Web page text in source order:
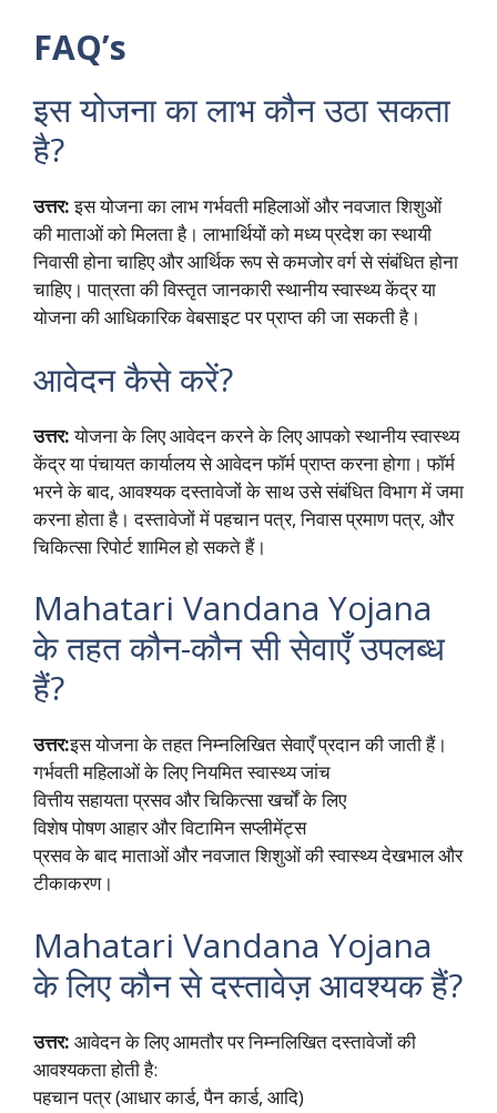
FAQ’s
इस योजना का लाभ कौन उठा सकता
है?
उत्तर:इस योजना का लाभ गर्भवती महिलाओं और नवजात शिशुओं
की माताओं को मिलता है। लाभार्थियों को मध्य प्रदेश का स्थायी
निवासी होना चाहिए और आर्थिक रूप से कमजोर वर्ग से संबंधित होना
चाहिए। पात्रता की विस्तृत जानकारी स्थानीय स्वास्थ्य केंद्र या
योजना की आधिकारिक वेबसाइट पर प्राप्त की जा सकती है।
आवेदन कैसे करें?
उत्तर:योजना के लिए आवेदन करने के लिए आपको स्थानीय स्वास्थ्य
केंद्र या पंचायत कार्यालय से आवेदन फॉर्म प्राप्त करना होगा। फॉर्म
भरने के बाद, आवश्यक दस्तावेजों के साथ उसे संबंधित विभाग में जमा
करना होता है। दस्तावेजों में पहचान पत्र, निवास प्रमाण पत्र, और
चिकित्सा रिपोर्ट शामिल हो सकते हैं।
Mahatari Vandana Yojana
के तहत कौन-कौन सी सेवाएँ उपलब्ध
हैं?
उत्तर:इस योजना के तहत निम्नलिखित सेवाएँ प्रदान की जाती हैं।
गर्भवती महिलाओं के लिए नियमित स्वास्थ्य जांच
वित्तीय सहायता प्रसव और चिकित्सा खर्चों के लिए
विशेष पोषण आहार और विटामिन सप्लीमेंट्स
प्रसव के बाद माताओं और नवजात शिशुओं की स्वास्थ्य देखभाल और
टीकाकरण।
Mahatari Vandana Yojana
के लिए कौन से दस्तावेज़ आवश्यक हैं?
उत्तर: आवेदन के लिए आमतौर पर निम्नलिखित दस्तावेजों की
आवश्यकता होती है:
पहचान पत्र (आधार कार्ड, पैन कार्ड, आदि)